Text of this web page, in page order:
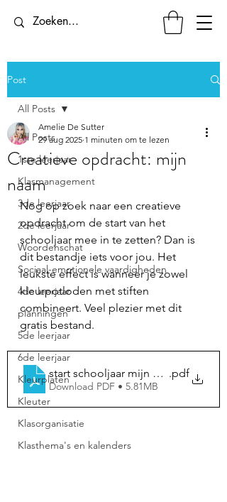
Post
All Posts
1ste leerjaar
Klasmanagement
3de leerjaar
2de leerjaar
Woordenschat
Sociaal-emotionele vaardigheden
4de leerjaar
planningen
5de leerjaar
6de leerjaar
Kleurplaten
Kleuter
Klasorganisatie
Klasthema's en kalenders
All Posts
Creatieve opdracht: mijn
naam
Amelie De Sutter
29 aug 2025 1 minuten om te lezen
Nog op zoek naar een creatieve
opdracht om de start van het
schooljaar mee in te zetten? Dan is
dit bestandje iets voor jou. Het
leukste effect is wanneer je zowel
kleurpotloden met stiften
combineert. Veel plezier met dit
gratis bestand.
start schooljaar mijn naam.pdf
Download PDF • 5.81MB